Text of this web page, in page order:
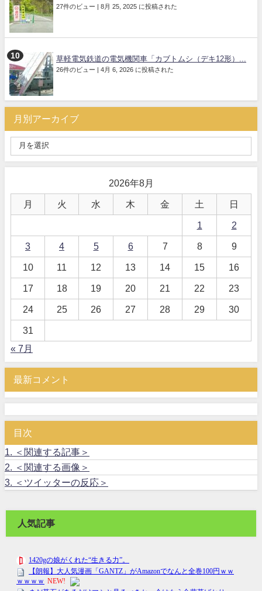
27件のビュー | 8月 25, 2025 に投稿された
草軽電気鉄道の電気機関車「カブトムシ（デキ12形）...
26件のビュー | 4月 6, 2026 に投稿された
月別アーカイブ
2026年8月
月 火 水 木 金 土 日
1 2
3 4 5 6 7 8 9
10 11 12 13 14 15 16
17 18 19 20 21 22 23
24 25 26 27 28 29 30
31
« 7月
最新コメント
目次
1.
＜関連する記事＞
2.
＜関連する画像＞
3.
＜ツイッターの反応＞
人気記事